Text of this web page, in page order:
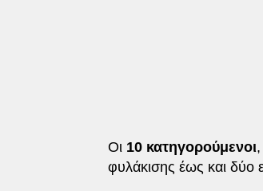
Οι 10 κατηγορούμενοι
φυλάκισης έως και δύο